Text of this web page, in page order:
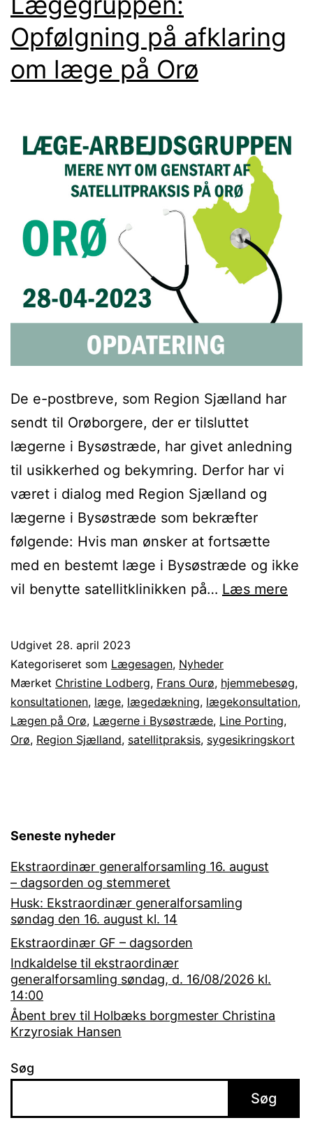
Opfølgning på afklaring
om læge på Orø
De e-postbreve, som Region Sjælland har
sendt til Orøborgere, der er tilsluttet
lægerne i Bysøstræde, har givet anledning
til usikkerhed og bekymring. Derfor har vi
været i dialog med Region Sjælland og
lægerne i Bysøstræde som bekræfter
følgende: Hvis man ønsker at fortsætte
med en bestemt læge i Bysøstræde og ikke
vil benytte satellitklinikken på… Læs mere
om
Udgivet 28. april 2023
Kategoriseret som Lægesagen, Nyheder
Mærket Christine Lodberg, Frans Ourø, hjemmebesøg,
konsultationen, læge, lægedækning, lægekonsultation,
Lægen på Orø, Lægerne i Bysøstræde, Line Porting,
Orø, Region Sjælland, satellitpraksis, sygesikringskort
Seneste nyheder
Ekstraordinær generalforsamling 16. august
– dagsorden og stemmeret
Husk: Ekstraordinær generalforsamling
søndag den 16. august kl. 14
Ekstraordinær GF – dagsorden
Indkaldelse til ekstraordinær
generalforsamling søndag, d. 16/08/2026 kl.
14:00
Åbent brev til Holbæks borgmester Christina
Krzyrosiak Hansen
Søg
Søg